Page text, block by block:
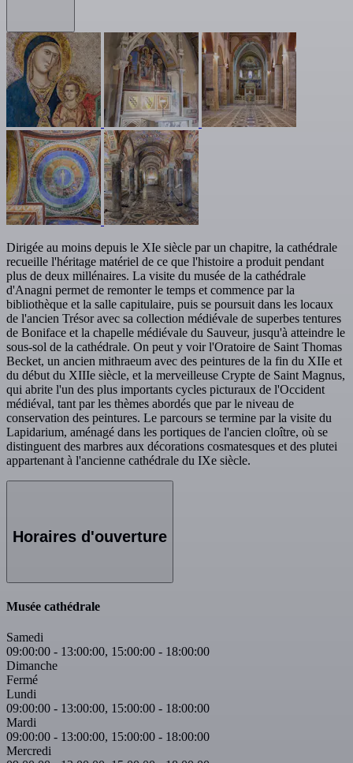
Dirigée au moins depuis le XIe siècle par un chapitre, la cathédrale
recueille l'héritage matériel de ce que l'histoire a produit pendant
plus de deux millénaires. La visite du musée de la cathédrale
d'Anagni permet de remonter le temps et commence par la
bibliothèque et la salle capitulaire, puis se poursuit dans les locaux
de l'ancien Trésor avec sa collection médiévale de superbes tentures
de Boniface et la chapelle médiévale du Sauveur, jusqu'à atteindre le
sous-sol de la cathédrale. On peut y voir l'Oratoire de Saint Thomas
Becket, un ancien mithraeum avec des peintures de la fin du XIIe et
du début du XIIIe siècle, et la merveilleuse Crypte de Saint Magnus,
qui abrite l'un des plus importants cycles picturaux de l'Occident
médiéval, tant par les thèmes abordés que par le niveau de
conservation des peintures. Le parcours se termine par la visite du
Lapidarium, aménagé dans les portiques de l'ancien cloître, où se
distinguent des marbres aux décorations cosmatesques et des plutei
appartenant à l'ancienne cathédrale du IXe siècle.
Horaires d'ouverture
Musée cathédrale
Samedi
09:00:00 - 13:00:00, 15:00:00 - 18:00:00
Dimanche
Fermé
Lundi
09:00:00 - 13:00:00, 15:00:00 - 18:00:00
Mardi
09:00:00 - 13:00:00, 15:00:00 - 18:00:00
Mercredi